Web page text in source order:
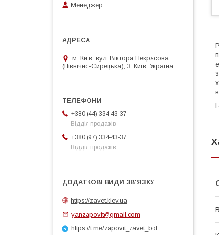
Менеджер
м. Київ, вул. Віктора Некрасова
(Північно-Сирецька), 3, Київ, Україна
+380 (44) 334-43-37
Відділ продажів
+380 (97) 334-43-37
Відділ продажів
https://zavet.kiev.ua
yanzapovit@gmail.com
https://t.me/zapovit_zavet_bot